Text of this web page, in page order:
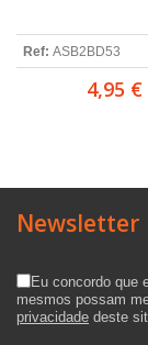
Ref: ASB2BD53
4,95 €
Newsletter
Eu concordo que
mesmos possam
privacidade deste